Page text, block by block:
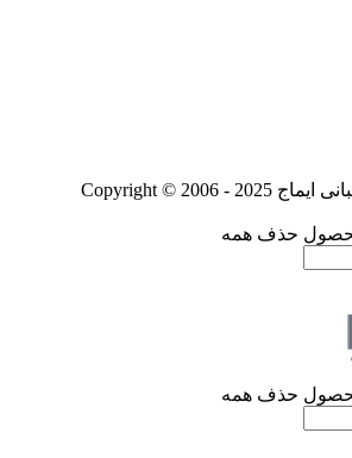
ایماج Copyright © 2006 - 2025
حذف همه
حذف همه